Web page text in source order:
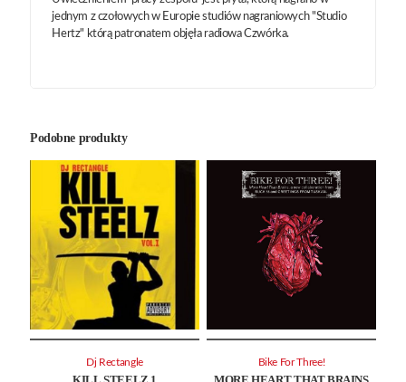
jednym z czołowych w Europie studiów nagraniowych "Studio
Hertz" którą patronatem objęła radiowa Czwórka.
Podobne produkty
Dj Rectangle Bike For Three!